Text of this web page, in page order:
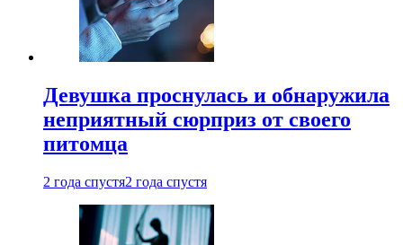
Девушка проснулась и обнаружила
неприятный сюрприз от своего
питомца
2 года спустя2 года спустя